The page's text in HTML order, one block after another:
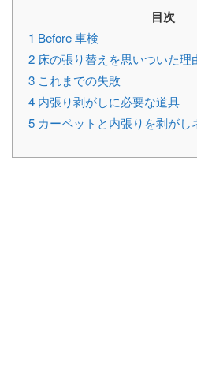
目次
1 Before 車検
2 床の張り替えを思いついた理
3 これまでの失敗
4 内張り剥がしに必要な道具
5 カーペットと内張りを剥がし